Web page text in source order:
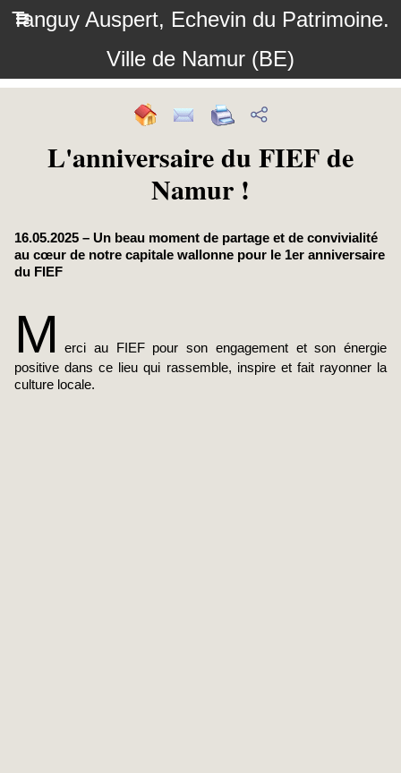
Tanguy Auspert, Echevin du Patrimoine.
Ville de Namur (BE)
L'anniversaire du FIEF de
Namur !
16.05.2025 – Un beau moment de partage et de convivialité
au cœur de notre capitale wallonne pour le 1er anniversaire
du FIEF
M
erci au FIEF pour son engagement et son énergie
positive dans ce lieu qui rassemble, inspire et fait rayonner la
culture locale.